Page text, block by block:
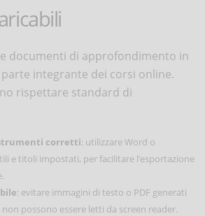
documenti di approfondimento in
integrante dei corsi online.
rispettare standard di
corretti: utilizzare Word o
e titoli impostati, per facilitare l’esportazione
: evitare immagini di testo o PDF generati
non possono essere letti da screen reader.